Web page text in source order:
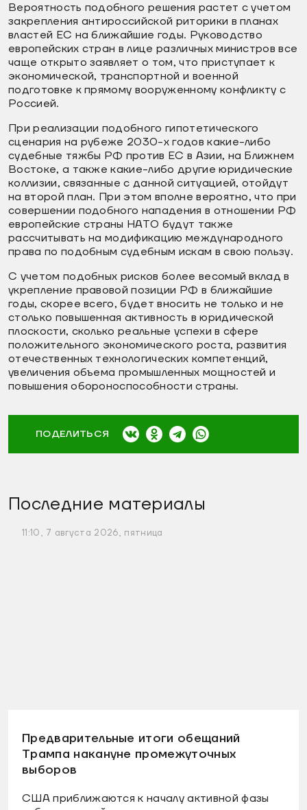
Вероятность подобного решения растет с учетом
закрепления антироссийской риторики в планах
властей ЕС на ближайшие годы. Руководство
европейских стран в лице различных министров все
чаще открыто заявляет о том, что приступает к
экономической, транспортной и военной
подготовке к прямому вооруженному конфликту с
Россией.
При реализации подобного гипотетического
сценария на рубеже 2030-х годов какие-либо
судебные тяжбы РФ против ЕС в Азии, на Ближнем
Востоке, а также какие-либо другие юридические
коллизии, связанные с данной ситуацией, отойдут
на второй план. При этом вполне вероятно, что при
совершении подобного нападения в отношении РФ
европейские страны НАТО будут также
рассчитывать на модификацию международного
права по подобным судебным искам в свою пользу.
С учетом подобных рисков более весомый вклад в
укрепление правовой позиции РФ в ближайшие
годы, скорее всего, будет вносить не только и не
столько повышенная активность в юридической
плоскости, сколько реальные успехи в сфере
положительного экономического роста, развития
отечественных технологических компетенций,
увеличения объема промышленных мощностей и
повышения обороноспособности страны.
ПОДЕЛИТЬСЯ
Последние материалы
11:10, 7 августа 2026, пятница
Предварительные итоги обещаний
Трампа накануне промежуточных
выборов
США приближаются к началу активной фазы